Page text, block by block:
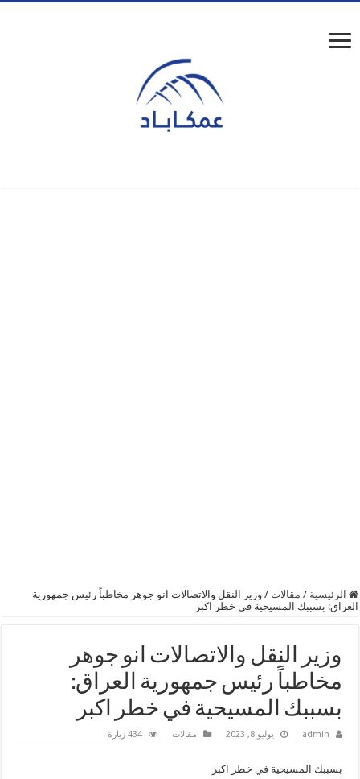
الرئيسية / مقالات / وزير النقل والاتصالات انو جوهر مخاطباً رئيس جمهورية
العراق: بسببك المسيحية في خطر اكبر
وزير النقل والاتصالات انو جوهر
مخاطباً رئيس جمهورية العراق:
بسببك المسيحية في خطر اكبر
admin يوليو 8, 2023 مقالات 434 زيارة
بسببك المسيحية في خطر اكبر